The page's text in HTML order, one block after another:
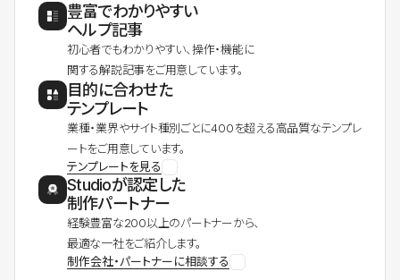
豊富でわかりやすい
ヘルプ記事
初心者でもわかりやすい、操作・機能に
関する解説記事をご用意しています。
目的に合わせた
テンプレート
業種・業界やサイト種別ごとに400を超える高品質なテンプレ
ートをご用意しています。
テンプレートを見る
Studioが認定した
制作パートナー
経験豊富な200以上のパートナーから、
最適な一社をご紹介します。
制作会社・パートナーに相談する